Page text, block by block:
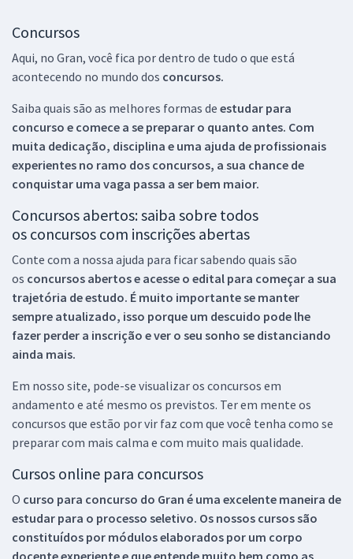
Concursos
Aqui, no Gran, você fica por dentro de tudo o que está
acontecendo no mundo dos concursos.
Saiba quais são as melhores formas de estudar para
concurso e comece a se preparar o quanto antes. Com
muita dedicação, disciplina e uma ajuda de profissionais
experientes no ramo dos concursos, a sua chance de
conquistar uma vaga passa a ser bem maior.
Concursos abertos: saiba sobre todos
os concursos com inscrições abertas
Conte com a nossa ajuda para ficar sabendo quais são
os concursos abertos e acesse o edital para começar a sua
trajetória de estudo. É muito importante se manter
sempre atualizado, isso porque um descuido pode lhe
fazer perder a inscrição e ver o seu sonho se distanciando
ainda mais.
Em nosso site, pode-se visualizar os concursos em
andamento e até mesmo os previstos. Ter em mente os
concursos que estão por vir faz com que você tenha como se
preparar com mais calma e com muito mais qualidade.
Cursos online para concursos
O curso para concurso do Gran é uma excelente maneira de
estudar para o processo seletivo. Os nossos cursos são
constituídos por módulos elaborados por um corpo
docente experiente e que entende muito bem como as